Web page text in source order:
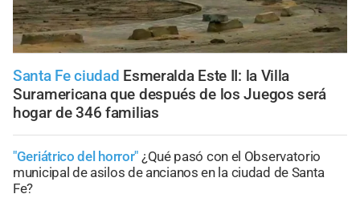
Santa Fe ciudad Esmeralda Este II: la Villa
Suramericana que después de los Juegos será
hogar de 346 familias
"Geriátrico del horror" ¿Qué pasó con el Observatorio
municipal de asilos de ancianos en la ciudad de Santa
Fe?